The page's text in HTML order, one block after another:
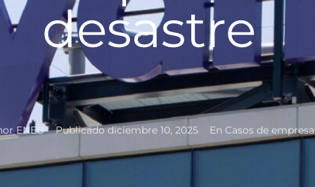
desastre
ENEB Publicadodiciembre 10, 2025 En Casos de